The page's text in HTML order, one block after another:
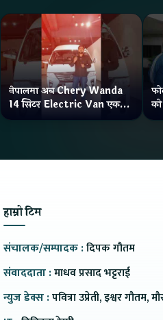
नेपालमा अब Chery Wanda
14 सिटर Electric Van एक
Charge मा दिन्छ 300KM
हाम्रो टिम
संचालक/सम्पादक :दिपक गौतम
संवाददाता :माधव प्रसाद भट्टराई
न्युज डेक्स :पवित्रा उप्रेती, इश्वर गौतम,